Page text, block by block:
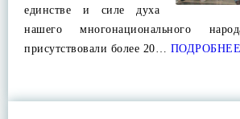
единстве и силе духа
нашего многонационального
присутствовали более 20… ПОДРОБНЕЕ